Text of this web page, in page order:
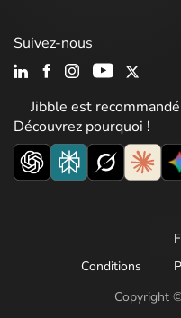
Jibble est
Découvrez pourquoi !
Suivez-nous
Copyright
Conditions